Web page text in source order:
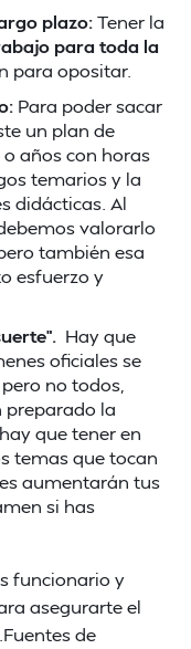
plazo:Tener la
para toda la
para opositar.
Para poder sacar
un plan de
años con horas
temarios y la
didácticas. Al
valorarlo
también esa
esfuerzo y
Hay que
oficiales se
no todos,
preparado la
que tener en
temas que tocan
aumentarán tus
si has
funcionario y
asegurarte el
de